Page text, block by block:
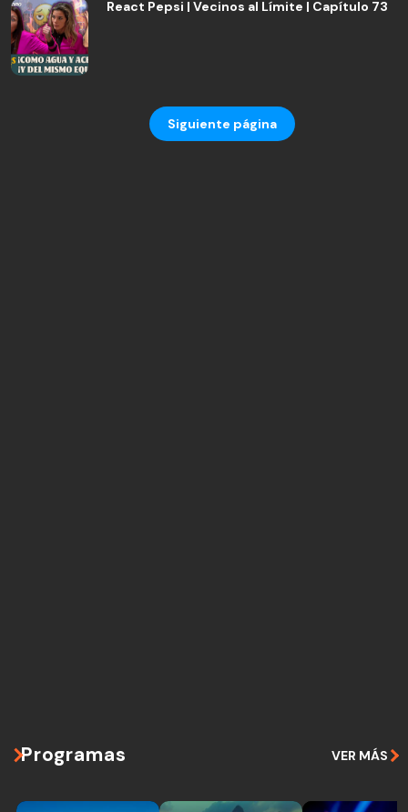
React Pepsi | Vecinos al Límite | Capítulo 73
Siguiente página
Programas VER MÁS